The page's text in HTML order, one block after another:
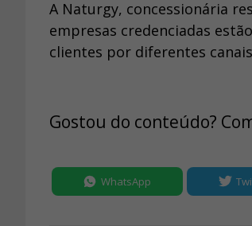
A Naturgy, concessionária
empresas credenciadas
clientes por diferentes
Gostou do conteúdo?
WhatsApp